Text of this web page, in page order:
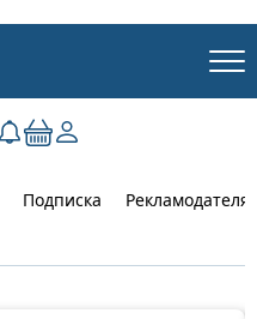
Подписка